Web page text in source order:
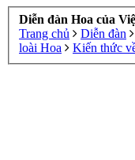
Diễn đàn Hoa của
Trang chủ
Diễn đàn
loài Hoa
Kiến thức